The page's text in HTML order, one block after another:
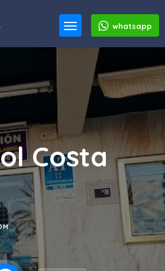
whatsapp
Costa